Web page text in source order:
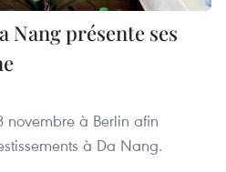
Nang présente ses
à Berlin afin
à Da Nang.